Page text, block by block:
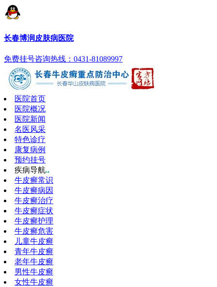
长春博润皮肤病医院
免费挂号咨询热线：0431-81089997
医院首页
医院概况
医院新闻
名医风采
特色诊疗
康复病例
预约挂号
疾病导航
牛皮癣常识
牛皮癣病因
牛皮癣治疗
牛皮癣症状
牛皮癣护理
牛皮癣危害
儿童牛皮癣
青年牛皮癣
老年牛皮癣
男性牛皮癣
女性牛皮癣